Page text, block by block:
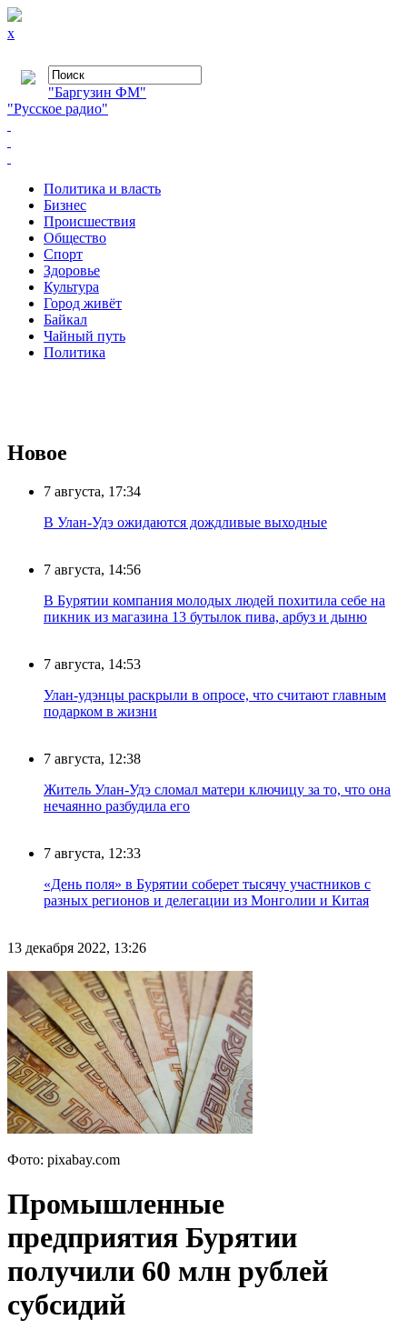
x
"Баргузин ФМ"
"Русское радио"
Политика и власть
Бизнес
Происшествия
Общество
Cпорт
Здоровье
Культура
Город живёт
Байкал
Чайный путь
Политика
Новое
7 августа, 17:34
В Улан-Удэ ожидаются дождливые выходные
7 августа, 14:56
В Бурятии компания молодых людей похитила себе на
пикник из магазина 13 бутылок пива, арбуз и дыню
7 августа, 14:53
Улан-удэнцы раскрыли в опросе, что считают главным
подарком в жизни
7 августа, 12:38
Житель Улан-Удэ сломал матери ключицу за то, что она
нечаянно разбудила его
7 августа, 12:33
«День поля» в Бурятии соберет тысячу участников с
разных регионов и делегации из Монголии и Китая
13 декабря 2022, 13:26
Фото: pixabay.com
Промышленные
предприятия Бурятии
получили 60 млн рублей
субсидий